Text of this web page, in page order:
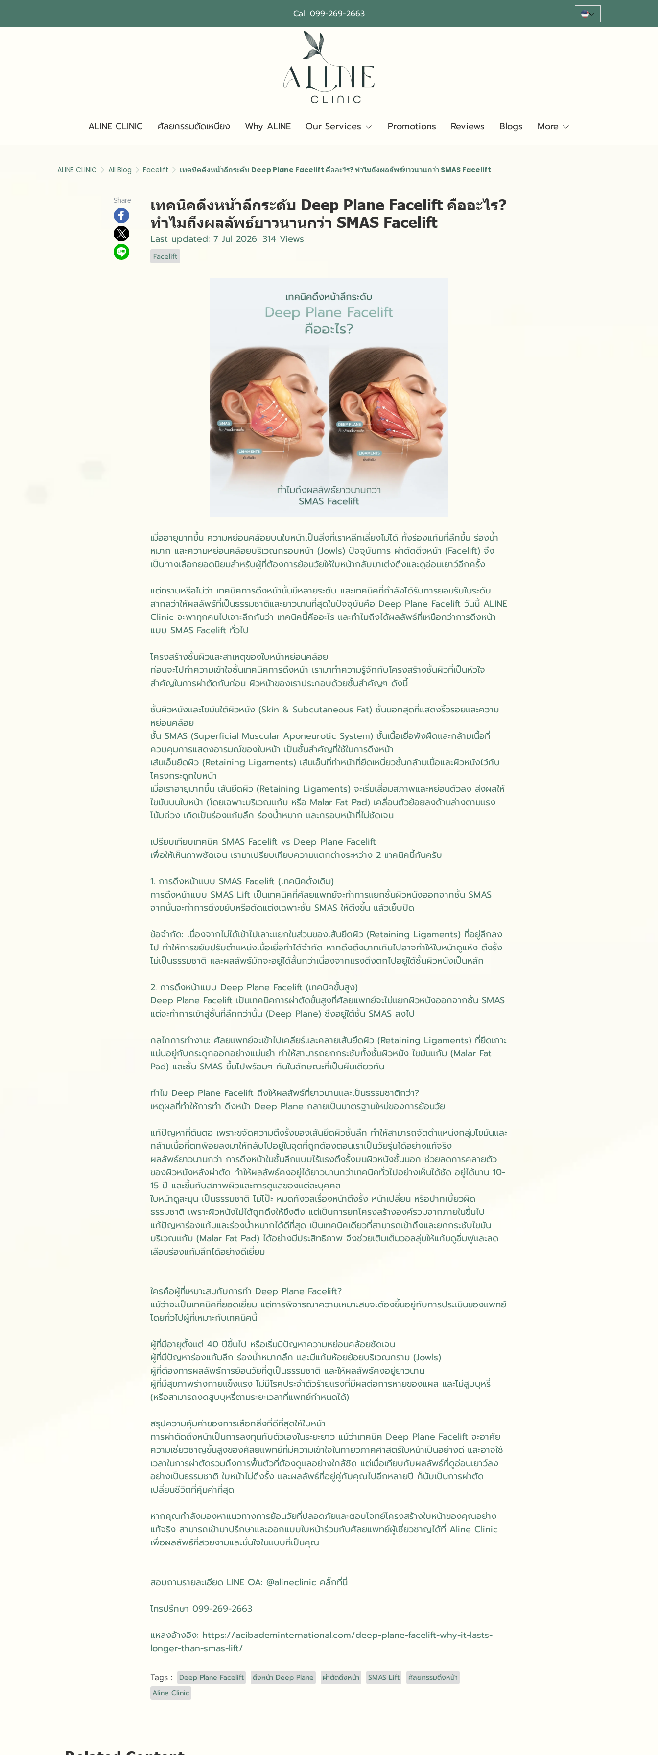
Call 099-269-2663
ALINE CLINIC ศัลยกรรมตัดเหนียง Why ALINE Our Services Promotions Reviews Blogs More
ALINE CLINIC All Blog Facelift เทคนิคดึงหน้าลึกระดับ Deep Plane Facelift คืออะไร? ทำไมถึงผลลัพธ์ยาวนานกว่า SMAS Facelift
Share
เทคนิคดึงหน้าลึกระดับ Deep Plane Facelift คืออะไร?
ทำไมถึงผลลัพธ์ยาวนานกว่า SMAS Facelift
Last updated: 7 Jul 2026 314 Views
Facelift
เมื่ออายุมากขึ้น ความหย่อนคล้อยบนใบหน้าเป็นสิ่งที่เราหลีกเลี่ยงไม่ได้ ทั้งร่องแก้มที่ลึกขึ้น ร่องน้ำ
หมาก และความหย่อนคล้อยบริเวณกรอบหน้า (Jowls) ปัจจุบันการ ผ่าตัดดึงหน้า (Facelift) จึง
เป็นทางเลือกยอดนิยมสำหรับผู้ที่ต้องการย้อนวัยให้ใบหน้ากลับมาเต่งตึงและดูอ่อนเยาว์อีกครั้ง
แต่ทราบหรือไม่ว่า เทคนิคการดึงหน้านั้นมีหลายระดับ และเทคนิคที่กำลังได้รับการยอมรับในระดับ
สากลว่าให้ผลลัพธ์ที่เป็นธรรมชาติและยาวนานที่สุดในปัจจุบันคือ Deep Plane Facelift วันนี้ ALINE
Clinic จะพาทุกคนไปเจาะลึกกันว่า เทคนิคนี้คืออะไร และทำไมถึงได้ผลลัพธ์ที่เหนือกว่าการดึงหน้า
แบบ SMAS Facelift ทั่วไป
โครงสร้างชั้นผิวและสาเหตุของใบหน้าหย่อนคล้อย
ก่อนจะไปทำความเข้าใจชั้นเทคนิคการดึงหน้า เรามาทำความรู้จักกับโครงสร้างชั้นผิวที่เป็นหัวใจ
สำคัญในการผ่าตัดกันก่อน ผิวหน้าของเราประกอบด้วยชั้นสำคัญๆ ดังนี้
ชั้นผิวหนังและไขมันใต้ผิวหนัง (Skin & Subcutaneous Fat) ชั้นนอกสุดที่แสดงริ้วรอยและความ
หย่อนคล้อย
ชั้น SMAS (Superficial Muscular Aponeurotic System) ชั้นเนื้อเยื่อพังผืดและกล้ามเนื้อที่
ควบคุมการแสดงอารมณ์ของใบหน้า เป็นชั้นสำคัญที่ใช้ในการดึงหน้า
เส้นเอ็นยึดผิว (Retaining Ligaments) เส้นเอ็นที่ทำหน้าที่ยึดเหนี่ยวชั้นกล้ามเนื้อและผิวหนังไว้กับ
โครงกระดูกใบหน้า
เมื่อเราอายุมากขึ้น เส้นยึดผิว (Retaining Ligaments) จะเริ่มเสื่อมสภาพและหย่อนตัวลง ส่งผลให้
ไขมันบนใบหน้า (โดยเฉพาะบริเวณแก้ม หรือ Malar Fat Pad) เคลื่อนตัวย้อยลงด้านล่างตามแรง
โน้มถ่วง เกิดเป็นร่องแก้มลึก ร่องน้ำหมาก และกรอบหน้าที่ไม่ชัดเจน
เปรียบเทียบเทคนิค SMAS Facelift vs Deep Plane Facelift
เพื่อให้เห็นภาพชัดเจน เรามาเปรียบเทียบความแตกต่างระหว่าง 2 เทคนิคนี้กันครับ
1. การดึงหน้าแบบ SMAS Facelift (เทคนิคดั้งเดิม)
การดึงหน้าแบบ SMAS Lift เป็นเทคนิคที่ศัลยแพทย์จะทำการแยกชั้นผิวหนังออกจากชั้น SMAS
จากนั้นจะทำการดึงขยับหรือตัดแต่งเฉพาะชั้น SMAS ให้ตึงขึ้น แล้วเย็บปิด
ข้อจำกัด: เนื่องจากไม่ได้เข้าไปเลาะแยกในส่วนของเส้นยึดผิว (Retaining Ligaments) ที่อยู่ลึกลง
ไป ทำให้การขยับปรับตำแหน่งเนื้อเยื่อทำได้จำกัด หากดึงตึงมากเกินไปอาจทำให้ใบหน้าดูแห้ง ตึงรั้ง
ไม่เป็นธรรมชาติ และผลลัพธ์มักจะอยู่ได้สั้นกว่าเนื่องจากแรงตึงตกไปอยู่ใต้ชั้นผิวหนังเป็นหลัก
2. การดึงหน้าแบบ Deep Plane Facelift (เทคนิคขั้นสูง)
Deep Plane Facelift เป็นเทคนิคการผ่าตัดขั้นสูงที่ศัลยแพทย์จะไม่แยกผิวหนังออกจากชั้น SMAS
แต่จะทำการเข้าสู่ชั้นที่ลึกกว่านั้น (Deep Plane) ซึ่งอยู่ใต้ชั้น SMAS ลงไป
กลไกการทำงาน: ศัลยแพทย์จะเข้าไปเคลียร์และคลายเส้นยึดผิว (Retaining Ligaments) ที่ยึดเกาะ
แน่นอยู่กับกระดูกออกอย่างแม่นยำ ทำให้สามารถยกกระชับทั้งชั้นผิวหนัง ไขมันแก้ม (Malar Fat
Pad) และชั้น SMAS ขึ้นไปพร้อมๆ กันในลักษณะที่เป็นผืนเดียวกัน
ทำไม Deep Plane Facelift ถึงให้ผลลัพธ์ที่ยาวนานและเป็นธรรมชาติกว่า?
เหตุผลที่ทำให้การทำ ดึงหน้า Deep Plane กลายเป็นมาตรฐานใหม่ของการย้อนวัย
แก้ปัญหาที่ต้นตอ เพราะขจัดความตึงรั้งของเส้นยึดผิวชั้นลึก ทำให้สามารถจัดตำแหน่งกลุ่มไขมันและ
กล้ามเนื้อที่ตกพ้อยลงมาให้กลับไปอยู่ในจุดที่ถูกต้องตอนเราเป็นวัยรุ่นได้อย่างแท้จริง
ผลลัพธ์ยาวนานกว่า การดึงหน้าในชั้นลึกแบบไร้แรงตึงรั้งบนผิวหนังชั้นนอก ช่วยลดการคลายตัว
ของผิวหนังหลังผ่าตัด ทำให้ผลลัพธ์คงอยู่ได้ยาวนานกว่าเทคนิคทั่วไปอย่างเห็นได้ชัด อยู่ได้นาน 10-
15 ปี และขึ้นกับสภาพผิวและการดูแลของแต่ละบุคคล
ใบหน้าดูละมุน เป็นธรรมชาติ ไม่โป๊ะ หมดกังวลเรื่องหน้าตึงรั้ง หน้าเปลี่ยน หรือปากเบี้ยวผิด
ธรรมชาติ เพราะผิวหนังไม่ได้ถูกดึงให้ขึงตึง แต่เป็นการยกโครงสร้างองค์รวมจากภายในขึ้นไป
แก้ปัญหาร่องแก้มและร่องน้ำหมากได้ดีที่สุด เป็นเทคนิคเดียวที่สามารถเข้าถึงและยกกระชับไขมัน
บริเวณแก้ม (Malar Fat Pad) ได้อย่างมีประสิทธิภาพ จึงช่วยเติมเต็มวอลลุ่มให้แก้มดูอิ่มฟูและลด
เลือนร่องแก้มลึกได้อย่างดีเยี่ยม
ใครคือผู้ที่เหมาะสมกับการทำ Deep Plane Facelift?
แม้ว่าจะเป็นเทคนิคที่ยอดเยี่ยม แต่การพิจารณาความเหมาะสมจะต้องขึ้นอยู่กับการประเมินของแพทย์
โดยทั่วไปผู้ที่เหมาะกับเทคนิคนี้
ผู้ที่มีอายุตั้งแต่ 40 ปีขึ้นไป หรือเริ่มมีปัญหาความหย่อนคล้อยชัดเจน
ผู้ที่มีปัญหาร่องแก้มลึก ร่องน้ำหมากลึก และมีแก้มห้อยย้อยบริเวณกราม (Jowls)
ผู้ที่ต้องการผลลัพธ์การย้อนวัยที่ดูเป็นธรรมชาติ และให้ผลลัพธ์คงอยู่ยาวนาน
ผู้ที่มีสุขภาพร่างกายแข็งแรง ไม่มีโรคประจำตัวร้ายแรงที่มีผลต่อการหายของแผล และไม่สูบบุหรี่
(หรือสามารถงดสูบบุหรี่ตามระยะเวลาที่แพทย์กำหนดได้)
สรุปความคุ้มค่าของการเลือกสิ่งที่ดีที่สุดให้ใบหน้า
การผ่าตัดดึงหน้าเป็นการลงทุนกับตัวเองในระยะยาว แม้ว่าเทคนิค Deep Plane Facelift จะอาศัย
ความเชี่ยวชาญขั้นสูงของศัลยแพทย์ที่มีความเข้าใจในกายวิภาคศาสตร์ใบหน้าเป็นอย่างดี และอาจใช้
เวลาในการผ่าตัดรวมถึงการฟื้นตัวที่ต้องดูแลอย่างใกล้ชิด แต่เมื่อเทียบกับผลลัพธ์ที่ดูอ่อนเยาว์ลง
อย่างเป็นธรรมชาติ ใบหน้าไม่ตึงรั้ง และผลลัพธ์ที่อยู่คู่กับคุณไปอีกหลายปี ก็นับเป็นการผ่าตัด
เปลี่ยนชีวิตที่คุ้มค่าที่สุด
หากคุณกำลังมองหาแนวทางการย้อนวัยที่ปลอดภัยและตอบโจทย์โครงสร้างใบหน้าของคุณอย่าง
แท้จริง สามารถเข้ามาปรึกษาและออกแบบใบหน้าร่วมกับศัลยแพทย์ผู้เชี่ยวชาญได้ที่ Aline Clinic
เพื่อผลลัพธ์ที่สวยงามและมั่นใจในแบบที่เป็นคุณ
สอบถามรายละเอียด LINE OA: @alineclinic คลิ๊กที่นี่
โทรปรึกษา 099-269-2663
แหล่งอ้างอิง: https://acibademinternational.com/deep-plane-facelift-why-it-lasts-
longer-than-smas-lift/
Tags : Deep Plane Facelift ดึงหน้า Deep Plane ผ่าตัดดึงหน้า SMAS Lift
ศัลยกรรมดึงหน้า
Aline Clinic